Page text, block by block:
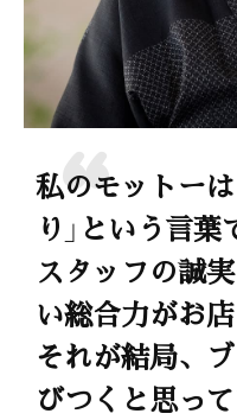
私のモットー
り」という言
スタッフの誠
い総合力がお
それが結局、
びつくと思っ